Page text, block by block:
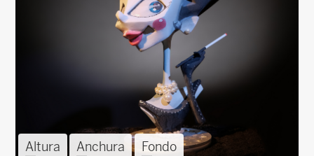
Altura
Anchura
Fondo